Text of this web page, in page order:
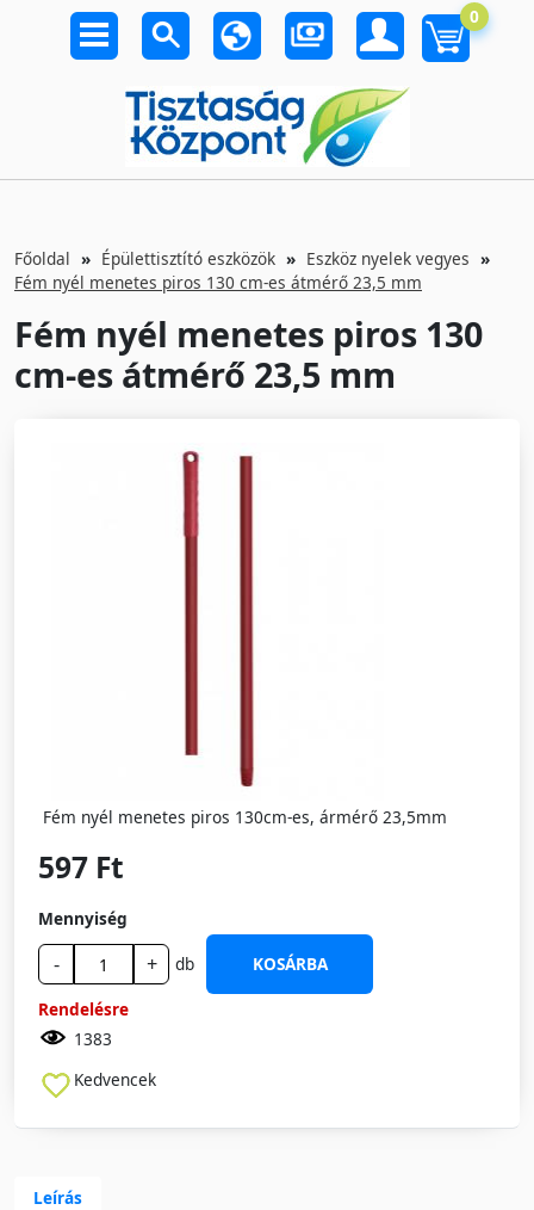
0
Főoldal Épülettisztító eszközök
Eszköz nyelek vegyes
Fém nyél menetes piros 130 cm-es átmérő 23,5 mm
Fém nyél menetes piros 130
cm-es átmérő 23,5 mm
Fém nyél menetes piros 130cm-es, ármérő 23,5mm
597 Ft
Mennyiség
- + db
KOSÁRBA
Rendelésre
1383
Kedvencek
Leírás